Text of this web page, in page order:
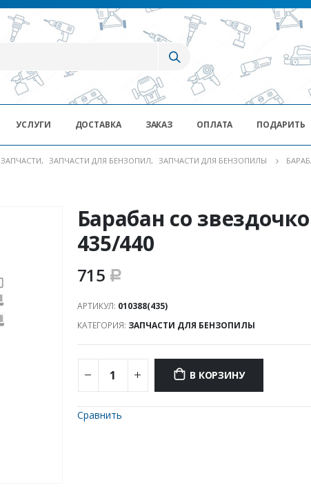
УСЛУГИ ДОСТАВКА ЗАКАЗ ОПЛАТА ПОДАРИТЬ
ЗАПЧАСТИ, ЗАПЧАСТИ ДЛЯ БЕНЗОПИЛ, ЗАПЧАСТИ ДЛЯ БЕНЗОПИЛЫ
Барабан со
435/440
715 Р
АРТИКУЛ: 010388(435)
КАТЕГОРИЯ: ЗАПЧАСТИ ДЛЯ БЕНЗОПИЛЫ
В КОРЗИНУ
Сравнить